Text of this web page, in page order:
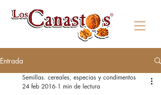
Entrada
Semillas. cereales, especias y condimentos
24 feb 2016 1 min de lectura